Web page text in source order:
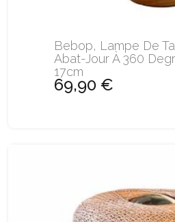
Bebop, Lampe De
Abat-Jour À 360
17cm
69,90 €